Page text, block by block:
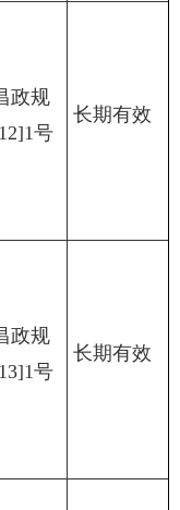
政规
号
长期有效
政规
号
长期有效